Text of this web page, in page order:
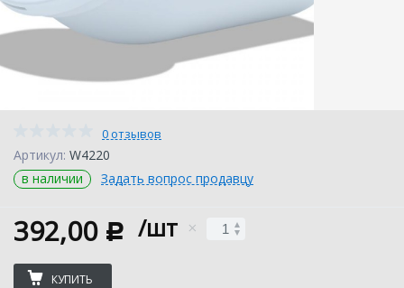
0 отзывов
Артикул: W4220
в наличии
Задать вопрос продавцу
392,00 c /шт
КУПИТЬ